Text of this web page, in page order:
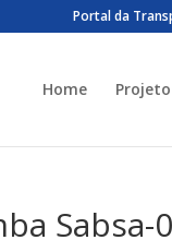
Portal da
Home
Sabsa-